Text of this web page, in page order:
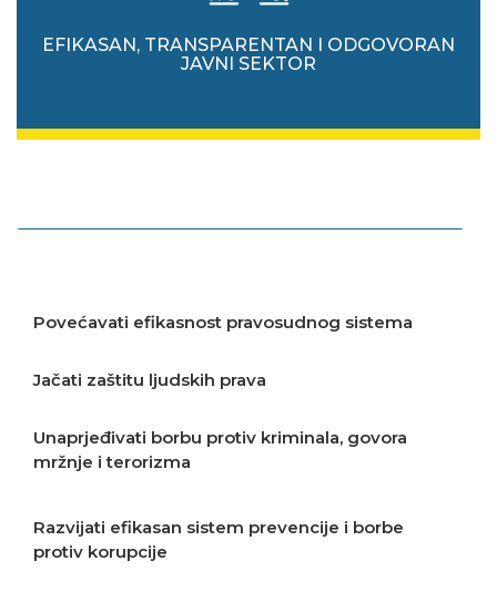
EFIKASAN, TRANSPARENTAN I ODGOVORAN
JAVNI SEKTOR
Povećavati efikasnost pravosudnog sistema
Jačati zaštitu ljudskih prava
Unaprjeđivati borbu protiv kriminala, govora
mržnje i terorizma
Razvijati efikasan sistem prevencije i borbe
protiv korupcije